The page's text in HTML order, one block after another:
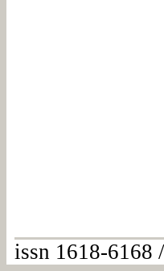
issn 1618-6168